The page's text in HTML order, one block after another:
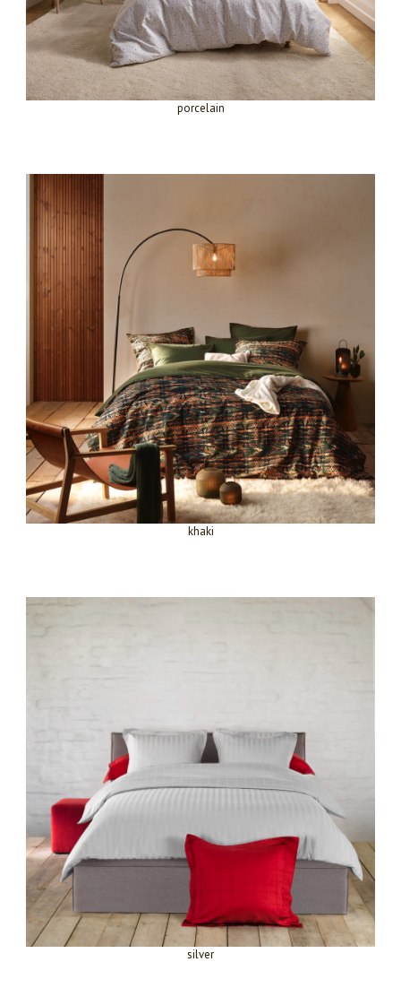
porcelain
khaki
silver